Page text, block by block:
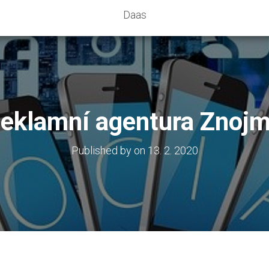
Daas
agentura
Published by on 13. 2. 2020